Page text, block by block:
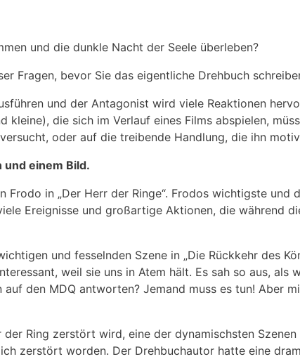
und die dunkle Nacht der Seele überleben?
Fragen, bevor Sie das eigentliche Drehbuch
und der Antagonist wird viele Reaktionen
die sich im Verlauf eines Films abspielen,
oder auf die treibende Handlung, die ihn
und einem Bild.
Frodo in „Der Herr der Ringe“. Frodos wichtigste
Ereignisse und großartige Aktionen, die während
und fesselnden Szene in „Die Rückkehr des
weil sie uns in Atem hält. Es sah so aus,
den MDQ antworten? Jemand muss es tun! Aber
Ring zerstört wird, eine der dynamischsten
zerstört worden. Der Drehbuchautor hatte eine